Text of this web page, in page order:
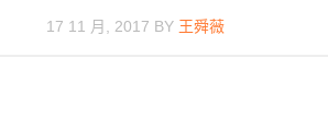
17 11 月, 2017 BY 王舜薇